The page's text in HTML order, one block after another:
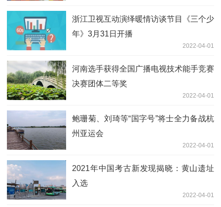
浙江卫视互动演绎暖情访谈节目《三个少
年》3月31日开播
2022-04-01
河南选手获得全国广播电视技术能手竞赛
决赛团体二等奖
2022-04-01
鲍珊菊、刘琦等“国字号”将士全力备战杭
州亚运会
2022-04-01
2021年中国考古新发现揭晓：黄山遗址
入选
2022-04-01